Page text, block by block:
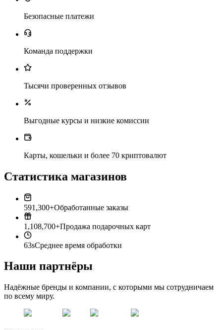
Безопасные платежи
Команда поддержки
Тысячи проверенных отзывов
Выгодные курсы и низкие комиссии
Карты, кошельки и более 70 криптовалют
Статистика магазинов
591,300+Обработанные заказы
1,108,700+Продажа подарочных карт
63sСреднее время обработки
Наши партнёры
Надёжные бренды и компании, с которыми мы сотрудничаем
по всему миру.